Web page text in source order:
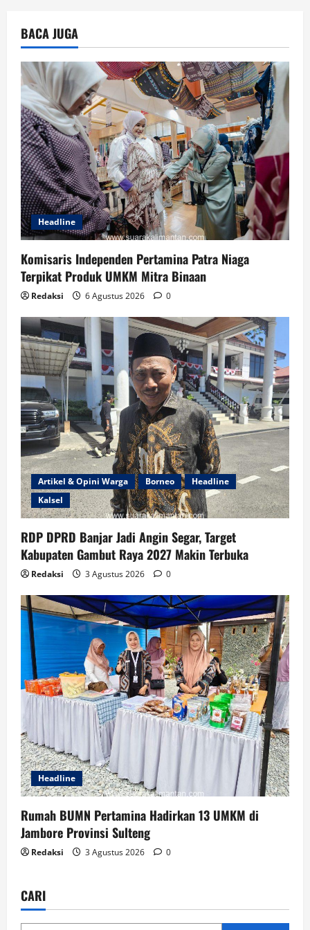
BACA JUGA
Headline
Komisaris Independen Pertamina Patra Niaga
Terpikat Produk UMKM Mitra Binaan
Redaksi 6 Agustus 2026 0
Artikel & Opini Warga Borneo
Headline
Kalsel
RDP DPRD Banjar Jadi Angin Segar, Target
Kabupaten Gambut Raya 2027 Makin Terbuka
Redaksi 3 Agustus 2026 0
Headline
Rumah BUMN Pertamina Hadirkan 13 UMKM di
Jambore Provinsi Sulteng
Redaksi 3 Agustus 2026 0
CARI